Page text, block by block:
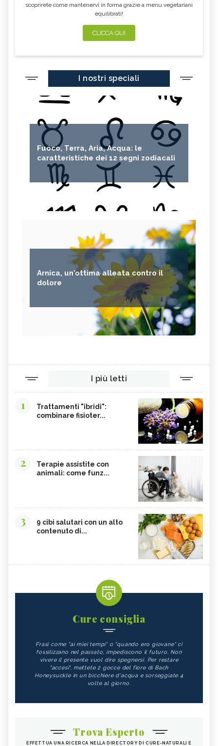
scoprirete come mantenervi in forma grazie a menu vegetariani
equilibrati!
CLICCA QUI
I nostri speciali
Fuoco, Terra, Aria, Acqua: le
caratteristiche dei 12 segni zodiacali
Arnica, un'ottima alleata contro il
dolore
I più letti
1
Trattamenti "ibridi":
combinare fisioter...
2
Terapie assistite con
animali: come funz...
3
9 cibi salutari con un alto
contenuto di...
Cure consiglia
Frasi come "ai miei tempi" o "quando ero giovane" ci
fossilizzano nel passato, impediscono il futuro. Non
vivere il presente vuol dire spegnersi. Per restare
"accesi", mettete 2 gocce del fiore di Bach
Honeysuckle in un bicchiere d'acqua e sorseggiate 4
volte al giorno.
Trova Esperto
EFFETTUA UNA RICERCA NELLA DIRECTORY DI CURE-NATURALI E